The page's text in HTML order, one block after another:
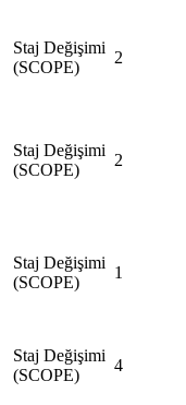
Staj Değişimi
(SCOPE)
2
Staj Değişimi
(SCOPE)
2
Staj Değişimi
(SCOPE)
1
Staj Değişimi
(SCOPE)
4